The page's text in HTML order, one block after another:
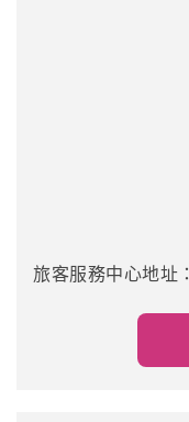
旅客服務中心地址：